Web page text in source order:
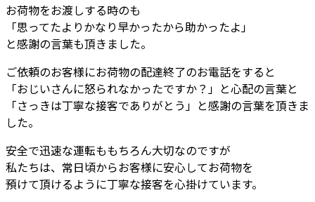
お荷物をお渡しする時のも
「思ってたよりかなり早かったから助かったよ」
と感謝の言葉も頂きました。
ご依頼のお客様にお荷物の配達終了のお電話をすると
「おじいさんに怒られなかったですか？」と心配の言葉と
「さっきは丁寧な接客でありがとう」と感謝の言葉を頂きま
した。
安全で迅速な運転ももちろん大切なのですが
私たちは、常日頃からお客様に安心してお荷物を
預けて頂けるように丁寧な接客を心掛けています。